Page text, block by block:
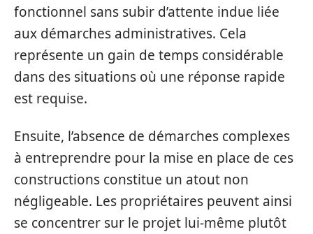
fonctionnel sans subir d’attente indue liée
aux démarches administratives. Cela
représente un gain de temps considérable
dans des situations où une réponse rapide
est requise.
Ensuite, l’absence de démarches complexes
à entreprendre pour la mise en place de ces
constructions constitue un atout non
négligeable. Les propriétaires peuvent ainsi
se concentrer sur le projet lui-même plutôt